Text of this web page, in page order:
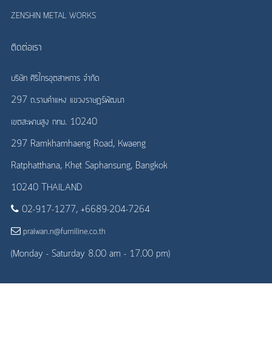
ZENSHIN METAL WORKS
ติดต่อเรา
บริษัท ศิริไกรอุตสาหการ จำกัด
297 ถ.รามคำแหง แขวงราษฎร์พัฒนา
เขตสะพานสูง กทม. 10240
297 Ramkhamhaeng Road, Kwaeng
Ratphatthana, Khet Saphansung, Bangkok
10240 THAILAND
02-917-1277, +6689-204-7264
praiwan.n@furniline.co.th
(Monday - Saturday 8.00 am - 17.00 pm)